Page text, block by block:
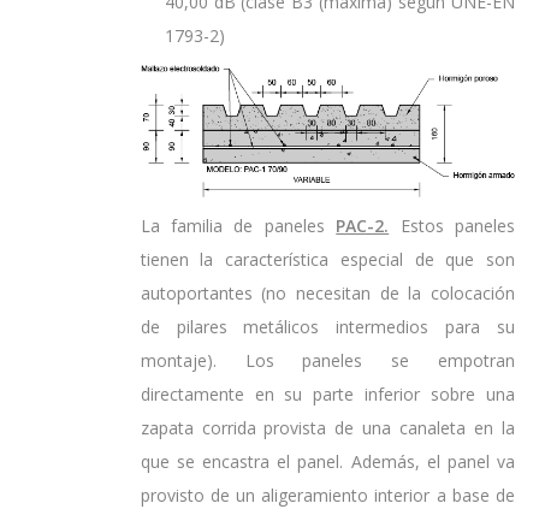
1793-2)
La familia de paneles PAC-2. Estos paneles
tienen la característica especial de que son
autoportantes (no necesitan de la colocación
de pilares metálicos intermedios para su
montaje). Los paneles se empotran
directamente en su parte inferior sobre una
zapata corrida provista de una canaleta en la
que se encastra el panel. Además, el panel va
provisto de un aligeramiento interior a base de